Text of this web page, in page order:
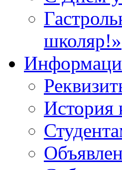
школяр!»
История